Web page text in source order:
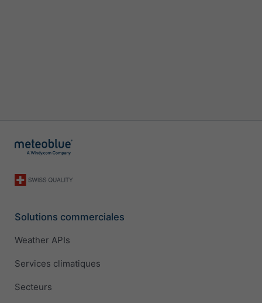
Solutions commerciales
Weather APIs
Services climatiques
Secteurs